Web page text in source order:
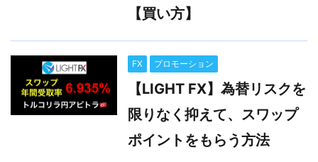
【買い方】
FX プロモーション
【LIGHT FX】為替リスクを
限りなく抑えて、スワップ
ポイントをもらう方法